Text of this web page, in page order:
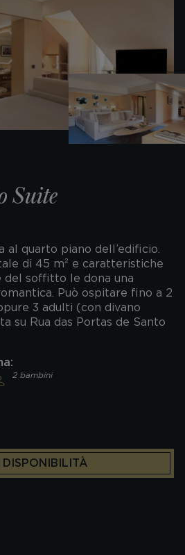
Suite
al quarto piano dell’edificio.
di 45 m² e caratteristiche
del soffitto le dona una
Può ospitare fino a 2
3 adulti (con divano
su Rua das Portas de Santo
2 bambini
DISPONIBILITÀ